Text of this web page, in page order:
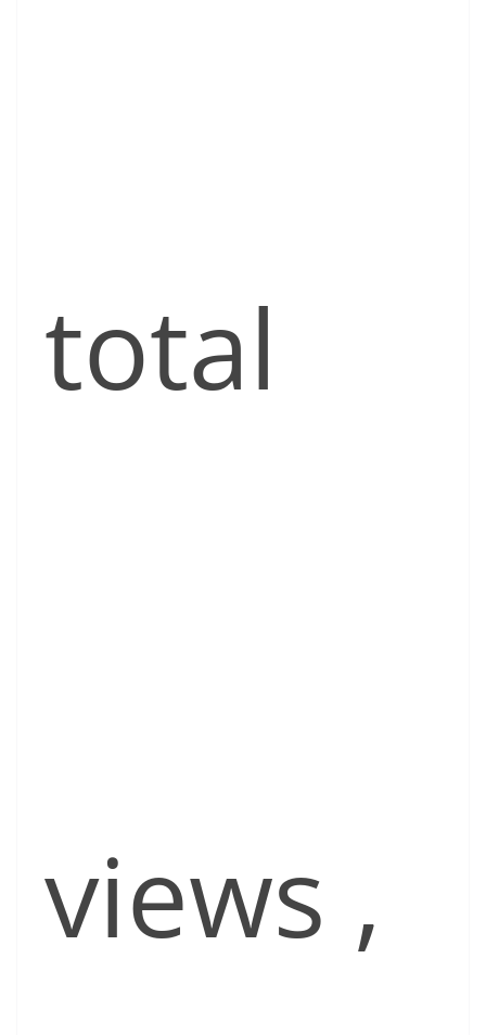
total
views ,